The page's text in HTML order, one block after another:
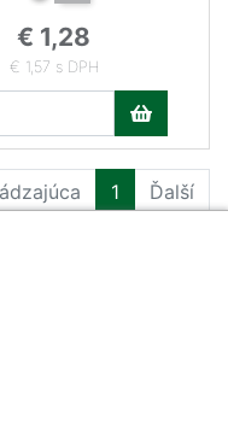
€ 1,28
€ 1,57 s DPH
1 Ďalší